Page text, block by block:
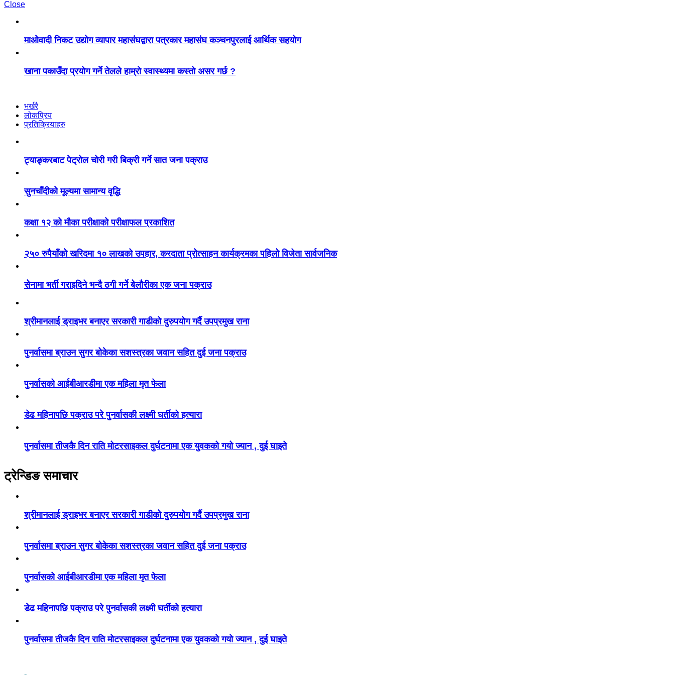
Close
माओवादी निकट उद्योग व्यापार महासंघद्वारा पत्रकार महासंघ कञ्चनपुरलाई आर्थिक सहयोग
खाना पकाउँदा प्रयोग गर्ने तेलले हाम्रो स्वास्थ्यमा कस्तो असर गर्छ ?
भर्खरै
लोकप्रिय
प्रतिक्रियाहरु
ट्याङ्करबाट पेट्रोल चोरी गरी बिक्री गर्ने सात जना पक्राउ
सुनचाँदीको मूल्यमा सामान्य वृद्धि
कक्षा १२ को मौका परीक्षाको परीक्षाफल प्रकाशित
२५० रुपैयाँको खरिदमा १० लाखको उपहार, करदाता प्रोत्साहन कार्यक्रमका पहिलो विजेता सार्वजनिक
सेनामा भर्ती गराइदिने भन्दै ठगी गर्ने बेलौरीका एक जना पक्राउ
श्रीमानलाई ड्राइभर बनाएर सरकारी गाडीको दुरुपयोग गर्दै उपप्रमुख राना
पुनर्वासमा ब्राउन सुगर बोकेका सशस्त्रका जवान सहित दुई जना पक्राउ
पुनर्वासको आईबीआरडीमा एक महिला मृत फेला
डेढ महिनापछि पक्राउ परे पुनर्वासकी लक्ष्मी घर्तीको हत्यारा
पुनर्वासमा तीजकै दिन राति मोटरसाइकल दुर्घटनामा एक युवकको गयो ज्यान , दुई घाइते
ट्रेन्डिङ समाचार
श्रीमानलाई ड्राइभर बनाएर सरकारी गाडीको दुरुपयोग गर्दै उपप्रमुख राना
पुनर्वासमा ब्राउन सुगर बोकेका सशस्त्रका जवान सहित दुई जना पक्राउ
पुनर्वासको आईबीआरडीमा एक महिला मृत फेला
डेढ महिनापछि पक्राउ परे पुनर्वासकी लक्ष्मी घर्तीको हत्यारा
पुनर्वासमा तीजकै दिन राति मोटरसाइकल दुर्घटनामा एक युवकको गयो ज्यान , दुई घाइते